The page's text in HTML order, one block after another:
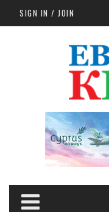
Skip to main content
SIGN IN / JOIN